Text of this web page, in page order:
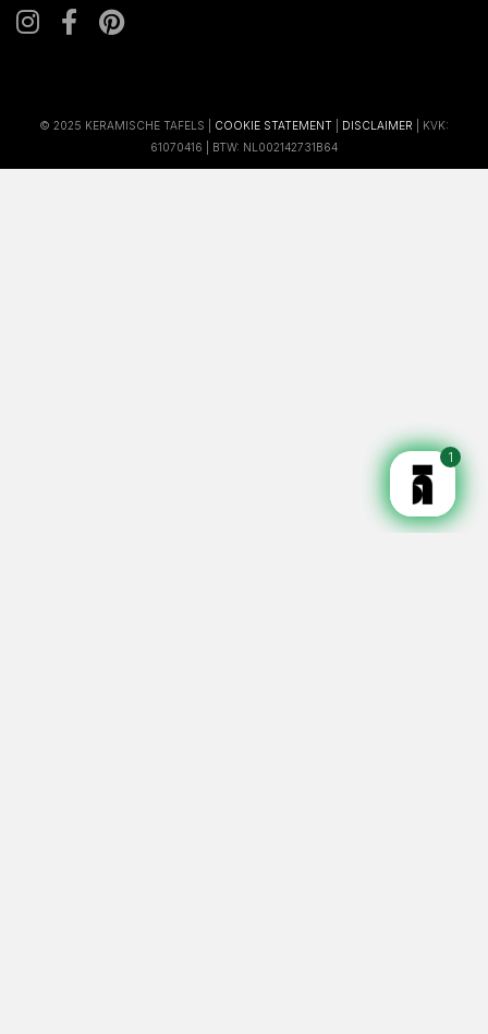
© 2025 KERAMISCHE TAFELS | COOKIE STATEMENT DISCLAIMER | KVK:
61070416 | BTW: NL002142731B64
1